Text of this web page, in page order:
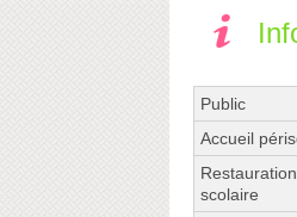
Public
Accueil
scolaire